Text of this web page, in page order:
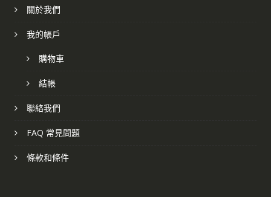
關於我們
我的帳戶
購物車
結帳
聯絡我們
FAQ 常見問題
條款和條件